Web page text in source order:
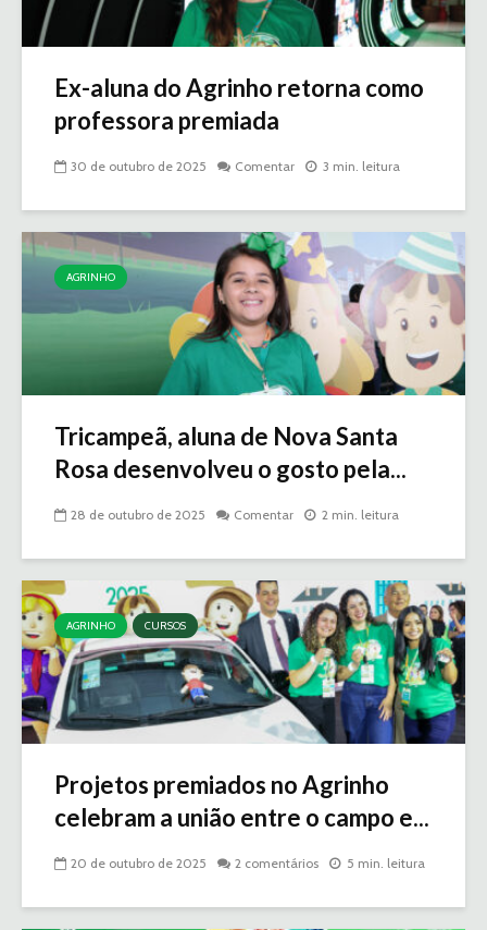
Ex-aluna do Agrinho retorna como
professora premiada
30 de outubro de 2025 Comentar 3 min. leitura
AGRINHO
Tricampeã, aluna de Nova Santa
Rosa desenvolveu o gosto pela...
28 de outubro de 2025 Comentar 2 min. leitura
AGRINHO CURSOS
Projetos premiados no Agrinho
celebram a união entre o campo e...
20 de outubro de 2025 2 comentários 5 min. leitura